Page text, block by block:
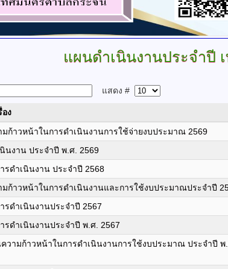
แผนดำเนินงานประจำปี
แสดง #
อง
ก้าวหน้าในการดำเนินงานการใช้จ่ายงบประมาณ 2569
นงาน ประจำปี พ.ศ. 2569
รดำเนินงาน ประจำปี 2568
ก้าวหน้าในการดำเนินงานและการใช้งบประมาณประจำปี
รดำเนินงานประจำปี 2567
รดำเนินงานประจำปี พ.ศ. 2567
วามก้าวหน้าในการดำเนินงานการใช้งบประมาณ ประจำปี พ